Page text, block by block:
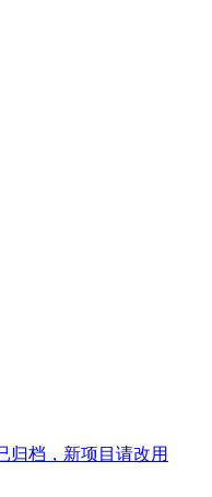
归档，新项目请改用